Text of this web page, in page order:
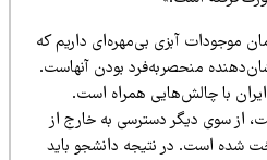
آبزی بی‌مهره‌ای داریم که
منحصربه‌فرد بودن آنهاست.
با چالش‌هایی همراه است.
دیگر دسترسی به خارج از
در نتیجه دانشجو باید